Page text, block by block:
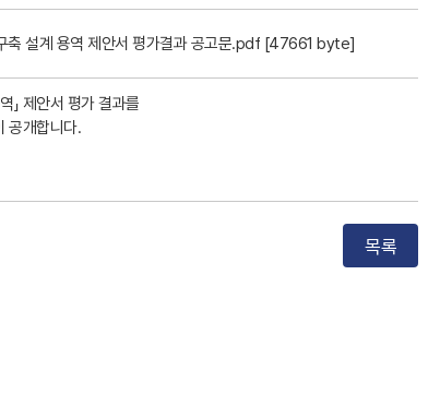
축 설계 용역 제안서 평가결과 공고문.pdf [47661 byte]
」 제안서 평가 결과를
공개합니다.
목록